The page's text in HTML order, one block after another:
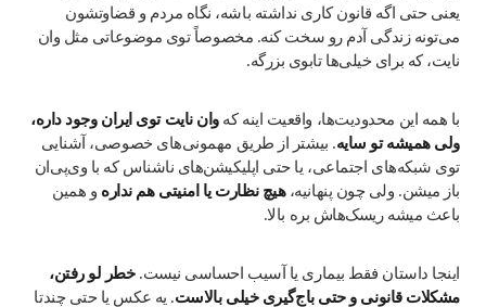
یعنی حتی اگه قانون کاری نداشته باشه، نگاه مردم و قضاوتشون
می‌تونه زندگی آدم رو سخت کنه. مخصوصاً توی موضوعاتی مثل وان
نایت، که برای خیلی‌ها تابوی بزرگه.
با همه این محدودیت‌ها، واقعیت اینه کهوان نایت توی ایران وجود داره،
ولی همیشه تو سایه. بیشتر از طریق مهمونی‌های خصوصی، آشنایی
توی شبکه‌های اجتماعی، یا حتی اپلیکیشن‌های ناشناس که با وی‌پی‌ان
باز میشن. ولی چون پنهانیه،هیچ نظارت یا امنیتی هم نداره و همین
باعث میشه ریسک‌هاش بره بالا.
اینجا داستان فقط بیماری یا آسیب احساسی نیست.خطر لو رفتن،
مشکلات قانونی و حتی باج‌گیری خیلی بالاست. یه عکس یا حتی چندتا